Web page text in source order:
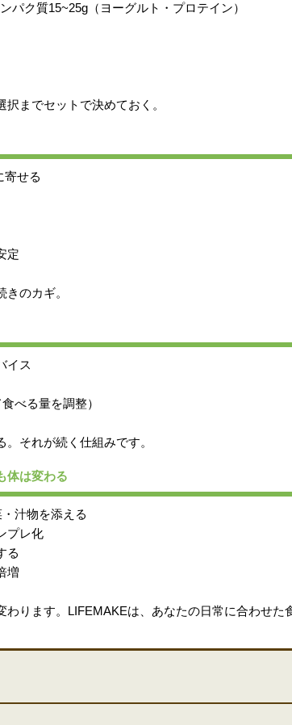
パク質15~25g（ヨーグルト・プロテイン）
までセットで決めておく。
せる
定
のカギ。
イス
べる量を調整）
それが続く仕組みです。
体は変わる
汁物を添える
プレ化
る
増
ります。LIFEMAKEは、あなたの日常に合わせた